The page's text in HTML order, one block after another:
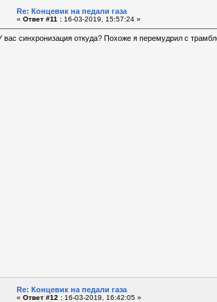
Re: Концевик на педали газа
« Ответ #11 : 16-03-2019, 15:57:24 »
вас синхронизация откуда? Похоже я перемудрил с
Re: Концевик на педали газа
« Ответ #12 : 16-03-2019, 16:42:05 »